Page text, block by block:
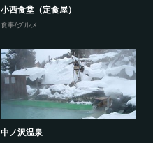
小西食堂（定食屋）
食事/グルメ
中ノ沢温泉